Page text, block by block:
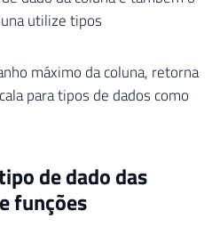
utilize tipos
máximo da coluna, retorna
para tipos de dados como
de dado das
funções